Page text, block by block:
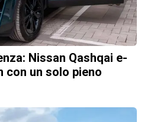
Nissan Qashqai e-
con un solo pieno